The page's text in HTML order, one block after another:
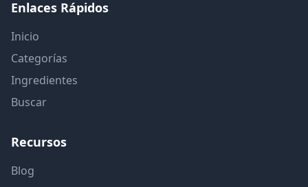
Enlaces Rápidos
Inicio
Categorías
Ingredientes
Buscar
Recursos
Blog